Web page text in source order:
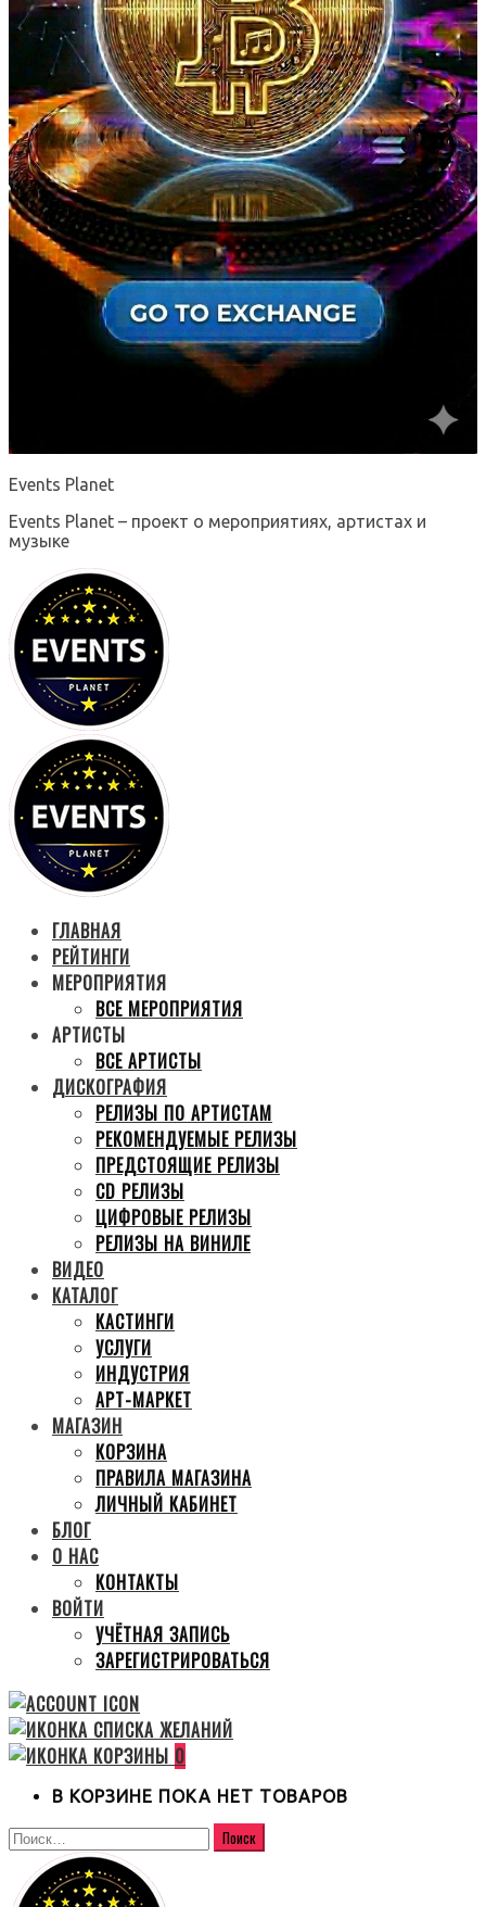
Events Planet
Events Planet – проект о мероприятиях, артистах и
музыке
ГЛАВНАЯ
РЕЙТИНГИ
МЕРОПРИЯТИЯ
ВСЕ МЕРОПРИЯТИЯ
АРТИСТЫ
ВСЕ АРТИСТЫ
ДИСКОГРАФИЯ
РЕЛИЗЫ ПО АРТИСТАМ
РЕКОМЕНДУЕМЫЕ РЕЛИЗЫ
ПРЕДСТОЯЩИЕ РЕЛИЗЫ
CD РЕЛИЗЫ
ЦИФРОВЫЕ РЕЛИЗЫ
РЕЛИЗЫ НА ВИНИЛЕ
ВИДЕО
КАТАЛОГ
КАСТИНГИ
УСЛУГИ
ИНДУСТРИЯ
АРТ-МАРКЕТ
МАГАЗИН
КОРЗИНА
ПРАВИЛА МАГАЗИНА
ЛИЧНЫЙ КАБИНЕТ
БЛОГ
О НАС
КОНТАКТЫ
ВОЙТИ
УЧЁТНАЯ ЗАПИСЬ
ЗАРЕГИСТРИРОВАТЬСЯ
0
В КОРЗИНЕ ПОКА НЕТ ТОВАРОВ